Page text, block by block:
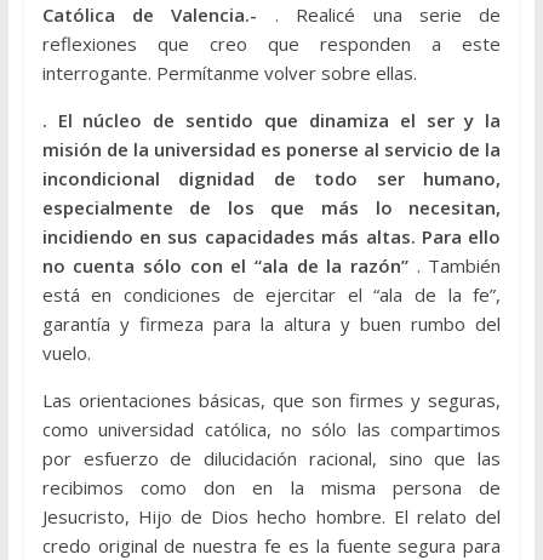
Católica de Valencia.- . Realicé una serie de
reflexiones que creo que responden a este
interrogante. Permítanme volver sobre ellas.
. El núcleo de sentido que dinamiza el ser y la
misión de la universidad es ponerse al servicio de la
incondicional dignidad de todo ser humano,
especialmente de los que más lo necesitan,
incidiendo en sus capacidades más altas. Para ello
no cuenta sólo con el “ala de la razón” . También
está en condiciones de ejercitar el “ala de la fe”,
garantía y firmeza para la altura y buen rumbo del
vuelo.
Las orientaciones básicas, que son firmes y seguras,
como universidad católica, no sólo las compartimos
por esfuerzo de dilucidación racional, sino que las
recibimos como don en la misma persona de
Jesucristo, Hijo de Dios hecho hombre. El relato del
credo original de nuestra fe es la fuente segura para